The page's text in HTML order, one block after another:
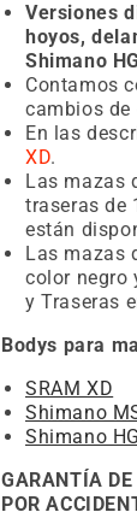
Versiones
hoyos,
Shimano
Contamos
cambios
En las
XD.
Las mazas
traseras de
están
Las mazas
color negro
y Traseras
Bodys para
SRAM XD
Shimano
Shimano
GARANTÍA DE
POR